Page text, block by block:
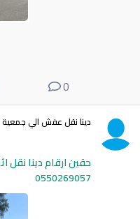
0
دينا نقل عفش الي جمعية
حقين ارقام دينا نقل
0550269057